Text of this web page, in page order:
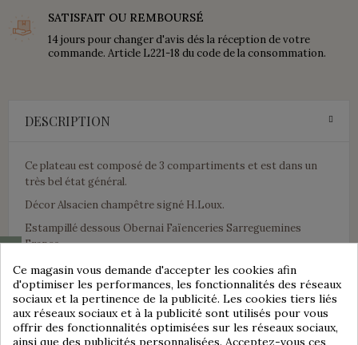
SATISFAIT OU REMBOURSÉ
14 jours pour changer d'avis dés la réception de votre
commande. Article L221-18 du code de la consommation.
DESCRIPTION
Ce plateau est composé de 3 compartiments et est dans un
très bel état général.
Décor Alsacien champêtre signé H.Loux.
Estampillé dessous Obernai Faïenceries Sarreguemines
France.
A noter quelques défaut de fabrication sur le pourtour et
traces d'usage dessous.
Ses dimensions
Ce magasin vous demande d'accepter les cookies afin
d'optimiser les performances, les fonctionnalités des réseaux
sociaux et la pertinence de la publicité. Les cookies tiers liés
aux réseaux sociaux et à la publicité sont utilisés pour vous
offrir des fonctionnalités optimisées sur les réseaux sociaux,
ainsi que des publicités personnalisées. Acceptez-vous ces
Consentement aux cookies